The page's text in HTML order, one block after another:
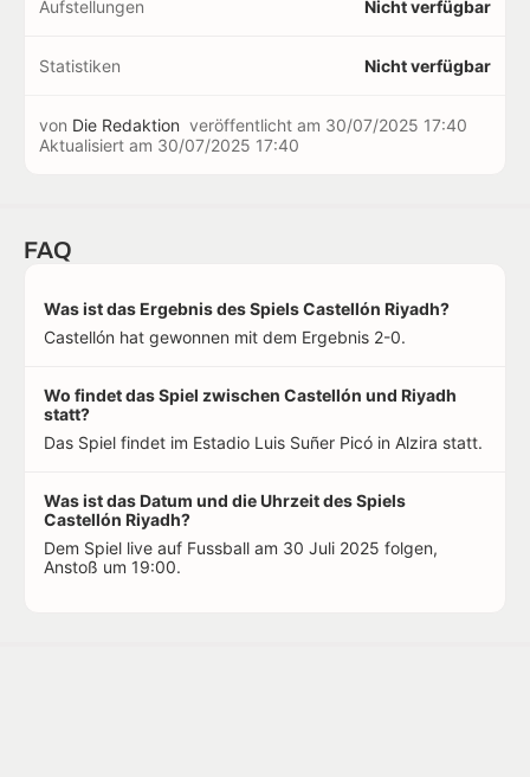
Aufstellungen Nicht verfügbar
Statistiken Nicht verfügbar
von Die Redaktion veröffentlicht am 30/07/2025 17:40
Aktualisiert am 30/07/2025 17:40
FAQ
Was ist das Ergebnis des Spiels Castellón Riyadh?
Castellón hat gewonnen mit dem Ergebnis 2-0.
Wo findet das Spiel zwischen Castellón und Riyadh
statt?
Das Spiel findet im Estadio Luis Suñer Picó in Alzira statt.
Was ist das Datum und die Uhrzeit des Spiels
Castellón Riyadh?
Dem Spiel live auf Fussball am 30 Juli 2025 folgen,
Anstoß um 19:00.